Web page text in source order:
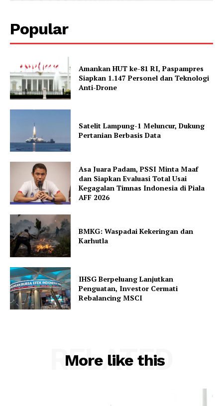
Popular
Amankan HUT ke-81 RI, Paspampres
Siapkan 1.147 Personel dan Teknologi
Anti-Drone
Satelit Lampung-1 Meluncur, Dukung
Pertanian Berbasis Data
Asa Juara Padam, PSSI Minta Maaf
dan Siapkan Evaluasi Total Usai
Kegagalan Timnas Indonesia di Piala
AFF 2026
BMKG: Waspadai Kekeringan dan
Karhutla
IHSG Berpeluang Lanjutkan
Penguatan, Investor Cermati
Rebalancing MSCI
More like this
RELATED